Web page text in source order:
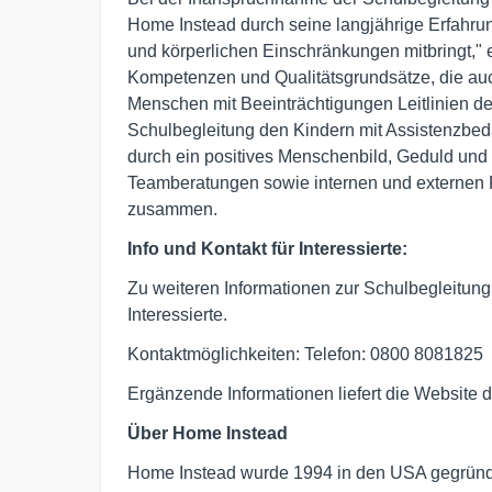
Home Instead durch seine langjährige
und körperlichen Einschränkungen mitbringt,"
Kompetenzen und Qualitätsgrundsätze, die
Menschen mit Beeinträchtigungen Leitlinien
Schulbegleitung den Kindern mit
durch ein positives Menschenbild, Geduld
Teamberatungen sowie internen und
zusammen.
Info und Kontakt für Interessierte:
Zu weiteren Informationen zur
Interessierte.
Kontaktmöglichkeiten: Telefon: 0800 8081825
Ergänzende Informationen liefert die Website
Über Home Instead
Home Instead wurde 1994 in den USA